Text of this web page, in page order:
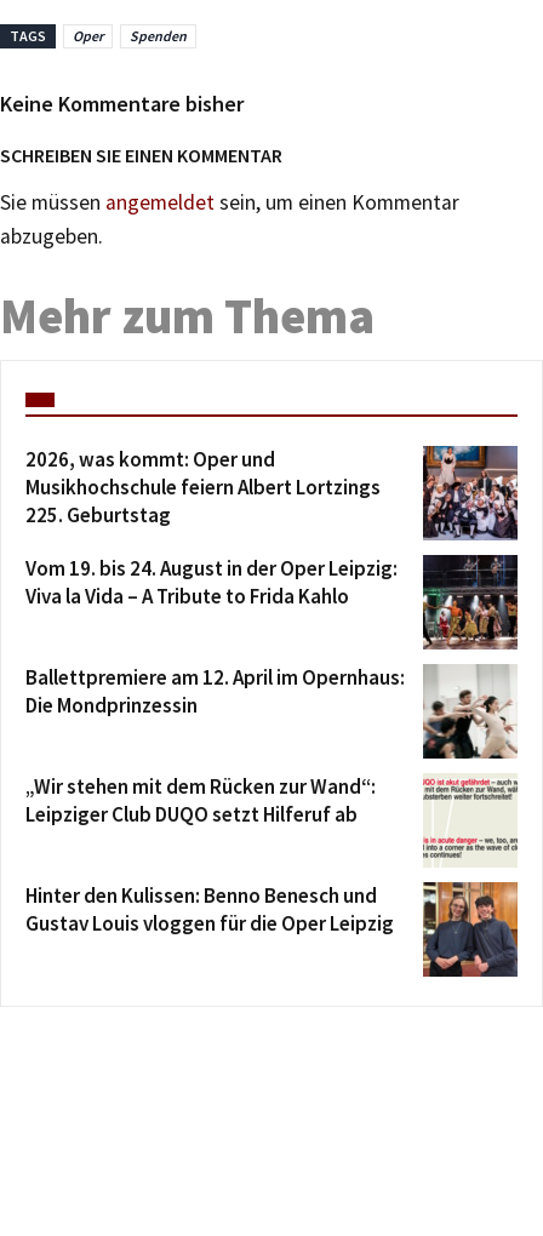
TAGS Oper Spenden
Keine Kommentare bisher
SCHREIBEN SIE EINEN KOMMENTAR
Sie müssen angemeldetsein, um einen Kommentar
abzugeben.
Mehr zum Thema
2026, was kommt: Oper und
Musikhochschule feiern Albert Lortzings
225. Geburtstag
Vom 19. bis 24. August in der Oper Leipzig:
Viva la Vida – A Tribute to Frida Kahlo
Ballettpremiere am 12. April im Opernhaus:
Die Mondprinzessin
„Wir stehen mit dem Rücken zur Wand“:
Leipziger Club DUQO setzt Hilferuf ab
Hinter den Kulissen: Benno Benesch und
Gustav Louis vloggen für die Oper Leipzig